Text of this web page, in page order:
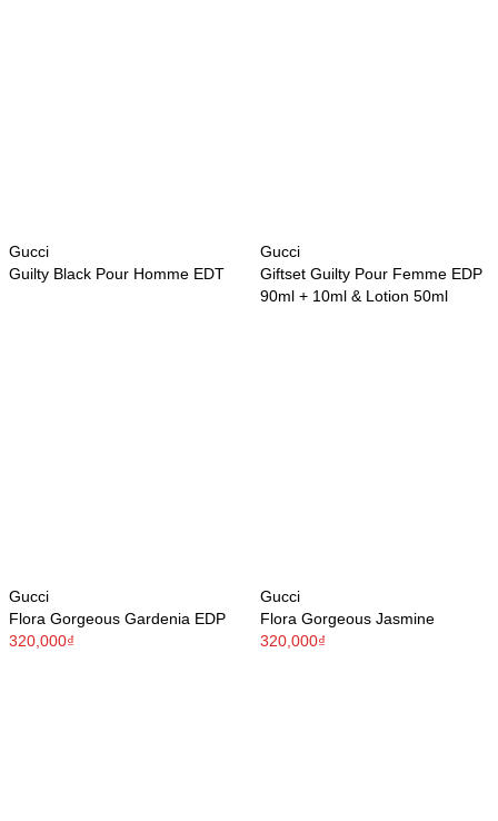
Gucci
Guilty Black Pour Homme EDT
Gucci
Giftset Guilty Pour Femme EDP
90ml + 10ml & Lotion 50ml
Gucci
Flora Gorgeous Gardenia EDP
320,000₫
Gucci
Flora Gorgeous Jasmine
320,000₫